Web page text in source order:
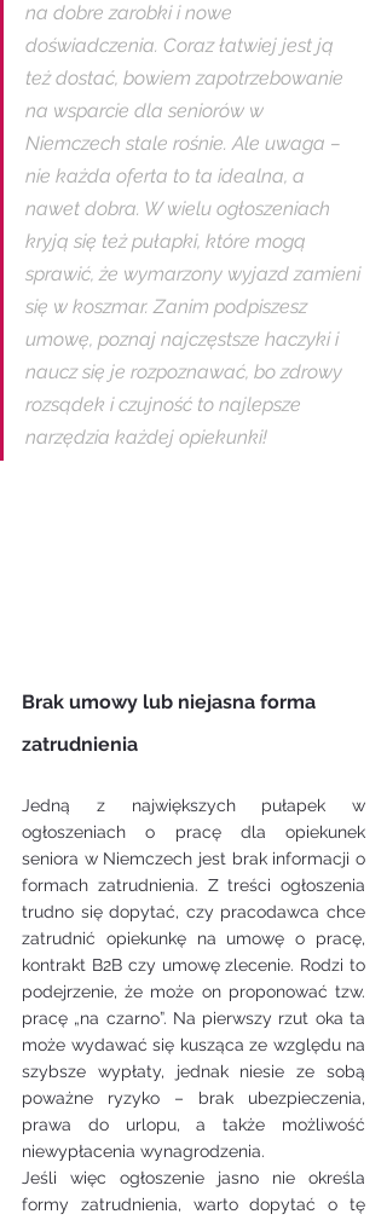
na dobre zarobki i nowe
doświadczenia. Coraz łatwiej jest ją
też dostać, bowiem zapotrzebowanie
na wsparcie dla seniorów w
Niemczech stale rośnie. Ale uwaga –
nie każda oferta to ta idealna, a
nawet dobra. W wielu ogłoszeniach
kryją się też pułapki, które mogą
sprawić, że wymarzony wyjazd zamieni
się w koszmar. Zanim podpiszesz
umowę, poznaj najczęstsze haczyki i
naucz się je rozpoznawać, bo zdrowy
rozsądek i czujność to najlepsze
narzędzia każdej opiekunki!
Brak umowy lub niejasna forma
zatrudnienia
Jedną z największych pułapek w
ogłoszeniach o pracę dla opiekunek
seniora w Niemczech jest brak informacji o
formach zatrudnienia. Z treści ogłoszenia
trudno się dopytać, czy pracodawca chce
zatrudnić opiekunkę na umowę o pracę,
kontrakt B2B czy umowę zlecenie. Rodzi to
podejrzenie, że może on proponować tzw.
pracę „na czarno”. Na pierwszy rzut oka ta
może wydawać się kusząca ze względu na
szybsze wypłaty, jednak niesie ze sobą
poważne ryzyko – brak ubezpieczenia,
prawa do urlopu, a także możliwość
niewypłacenia wynagrodzenia.
Jeśli więc ogłoszenie jasno nie określa
formy zatrudnienia, warto dopytać o tę